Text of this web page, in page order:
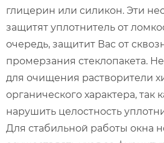
глицерин или силикон. Эти
защитят уплотнитель от
очередь, защитит Вас от
промерзания стеклопакета.
для очищения растворители
органического характера, так
нарушить целостность
Для стабильной работы окна